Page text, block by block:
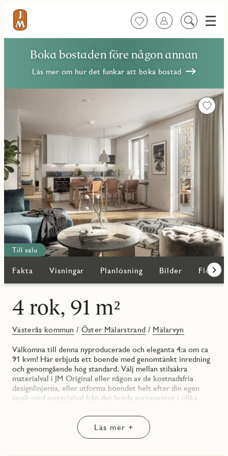
FavoriterLogga in
Sök
Meny
Boka bostaden före någon annan
Läs mer om hur det funkar att boka bostad
Till salu
Fakta Visningar Planlösning Bilder Fler
4 rok, 91 m²
Västerås kommun / Öster Mälarstrand / Mälarvyn
Välkomna till denna nyproducerade och eleganta 4:a om ca
91 kvm! Här erbjuds ett boende med genomtänkt inredning
och genomgående hög standard. Välj mellan stilsäkra
materialval i JM Original eller någon av de kostnadsfria
designlinjerna, eller utforma boendet helt efter din egen
smak med materialval från det breda sortimentet i olika
Inbjudande hall med avhängningsmöjligheter och
skjutdörrsgarderob. Vitmålade väggar och mattlackad 3-stav
ekparkett (genomgående för hela lägenheten). Inredningen i
Läs mer +